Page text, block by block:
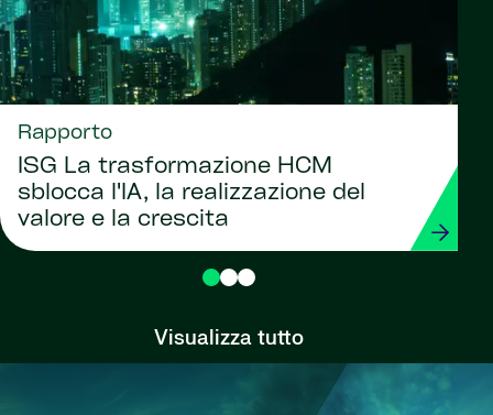
Rapporto
ISG La trasformazione HCM
sblocca l'IA, la realizzazione del
valore e la crescita
Visualizza tutto